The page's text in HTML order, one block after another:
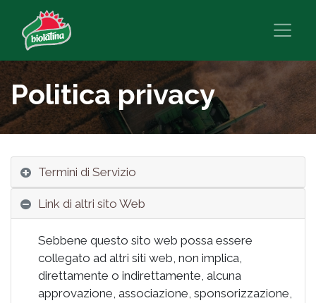
Politica privacy
Termini di Servizio
Link di altri sito Web
Sebbene questo sito web possa essere
collegato ad altri siti web, non implica,
direttamente o indirettamente, alcuna
approvazione, associazione, sponsorizzazione,